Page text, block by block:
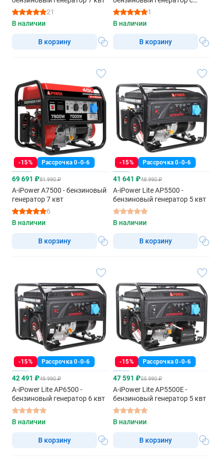
21
В наличии
В корзину
автозапуском
1
В наличии
В корзину
-15% Рассрочка 0-0-6
69 691 ₽81 990 ₽
A-iPower A7500 - бензиновый
генератор 7 квт
6
В наличии
В корзину
-15% Рассрочка 0-0-6
41 641 ₽48 990 ₽
A-iPower Lite AP5500 -
бензиновый генератор 5 квт
В наличии
В корзину
-15% Рассрочка 0-0-6
42 491 ₽49 990 ₽
A-iPower Lite AP6500 -
бензиновый генератор 6 квт
В наличии
В корзину
-15% Рассрочка 0-0-6
47 591 ₽55 990 ₽
A-iPower Lite AP5500E -
бензиновый генератор 5 квт
В наличии
В корзину